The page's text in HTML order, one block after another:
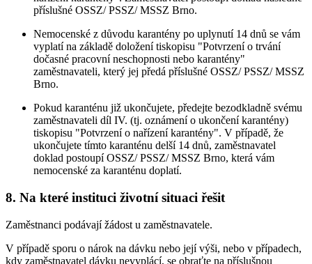
příslušné OSSZ/ PSSZ/ MSSZ Brno.
Nemocenské z důvodu karantény po uplynutí 14 dnů se vám
vyplatí na základě doložení tiskopisu "Potvrzení o trvání
dočasné pracovní neschopnosti nebo karantény"
zaměstnavateli, který jej předá příslušné OSSZ/ PSSZ/ MSSZ
Brno.
Pokud karanténu již ukončujete, předejte bezodkladně svému
zaměstnavateli díl IV. (tj. oznámení o ukončení karantény)
tiskopisu "Potvrzení o nařízení karantény". V případě, že
ukončujete tímto karanténu delší 14 dnů, zaměstnavatel
doklad postoupí OSSZ/ PSSZ/ MSSZ Brno, která vám
nemocenské za karanténu doplatí.
8. Na které instituci životní situaci řešit
Zaměstnanci podávají žádost u zaměstnavatele.
V případě sporu o nárok na dávku nebo její výši, nebo v případech,
kdy zaměstnavatel dávku nevyplácí, se obraťte na příslušnou